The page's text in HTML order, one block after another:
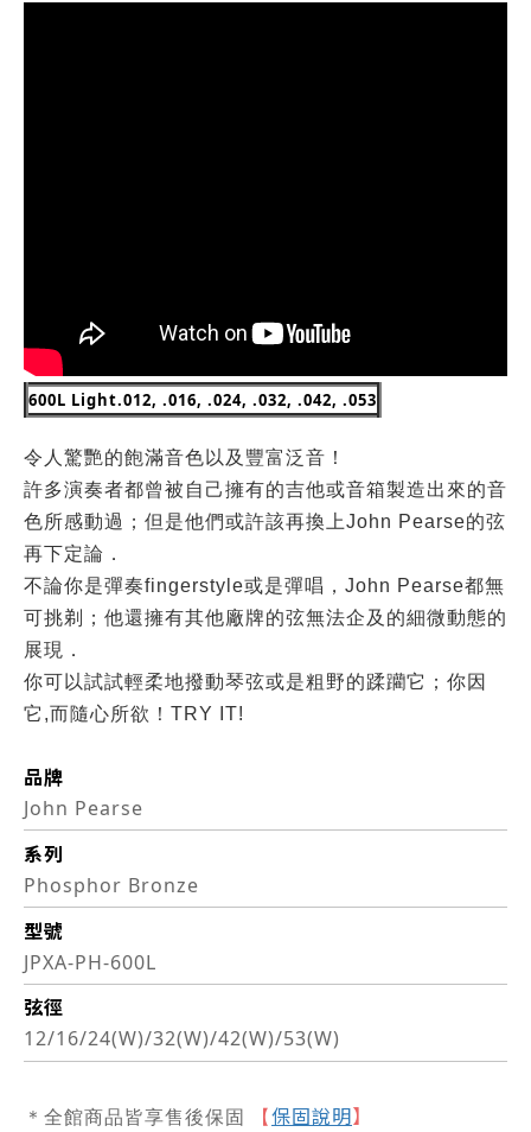
600L Light.012, .016, .024, .032, .042, .053
令人驚艷的飽滿音色以及豐富泛音！
許多演奏者都曾被自己擁有的吉他或音箱製造出來的音
色所感動過；但是他們或許該再換上John Pearse的弦
再下定論．
不論你是彈奏fingerstyle或是彈唱，John Pearse都無
可挑剃；他還擁有其他廠牌的弦無法企及的細微動態的
展現．
你可以試試輕柔地撥動琴弦或是粗野的蹂躪它；你因
它,而隨心所欲！TRY IT!
品牌
John Pearse
系列
Phosphor Bronze
型號
JPXA-PH-600L
弦徑
12/16/24(W)/32(W)/42(W)/53(W)
＊全館商品皆享售後保固 【 保固說明】